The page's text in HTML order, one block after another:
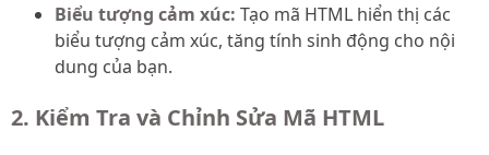
Biểu tượng cảm xúc: Tạo mã HTML hiển thị các
biểu tượng cảm xúc, tăng tính sinh động cho nội
dung của bạn.
2. Kiểm Tra và Chỉnh Sửa Mã HTML